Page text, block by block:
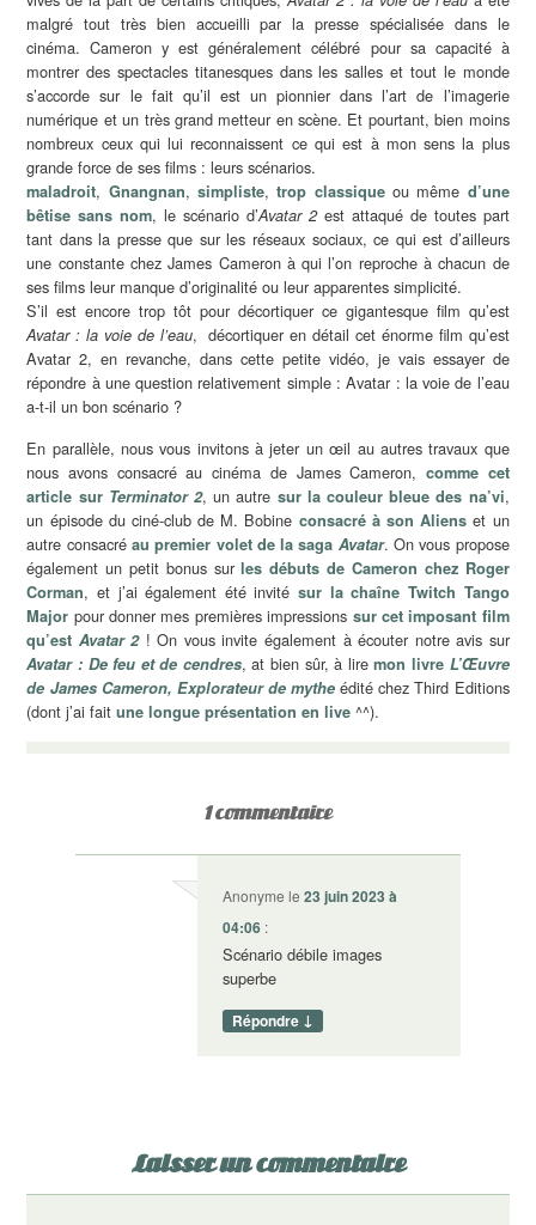
malgré tout très bien accueilli par la presse spécialisée dans le
cinéma. Cameron y est généralement célébré pour sa capacité à
montrer des spectacles titanesques dans les salles et tout le monde
s’accorde sur le fait qu’il est un pionnier dans l’art de l’imagerie
numérique et un très grand metteur en scène. Et pourtant, bien moins
nombreux ceux qui lui reconnaissent ce qui est à mon sens la plus
grande force de ses films : leurs scénarios.
maladroit, Gnangnan,simpliste,trop classiqueou même d’une
bêtise sans nom, le scénario d’Avatar 2est attaqué de toutes part
tant dans la presse que sur les réseaux sociaux, ce qui est d’ailleurs
une constante chez James Cameron à qui l’on reproche à chacun de
ses films leur manque d’originalité ou leur apparentes simplicité.
S’il est encore trop tôt pour décortiquer ce gigantesque film qu’est
Avatar : la voie de l’eau, décortiquer en détail cet énorme film qu’est
Avatar 2, en revanche, dans cette petite vidéo, je vais essayer de
répondre à une question relativement simple : Avatar : la voie de l’eau
a-t-il un bon scénario ?
En parallèle, nous vous invitons à jeter un œil au autres travaux que
nous avons consacré au cinéma de James Cameron, comme cet
article sur Terminator 2, un autre sur la couleur bleue des na’vi,
un épisode du ciné-club de M. Bobine consacré à son Aliens et un
autre consacré au premier volet de la saga Avatar. On vous propose
également un petit bonus surles débuts de Cameron chez Roger
Corman, et j’ai également été invitésur la chaîne Twitch Tango
Major pour donner mes premières impressions sur cet imposant film
qu’est Avatar 2! On vous invite également à écouter notre avis sur
Avatar : De feu et de cendres, at bien sûr, à liremon livre L’Œuvre
de James Cameron, Explorateur de mythe édité chez Third Editions
(dont j’ai faitune longue présentation en live ^^).
1 commentaire
Anonyme le 23 juin 2023 à
04:06:
Scénario débile images
superbe
Répondre ↓
Laisser un commentaire